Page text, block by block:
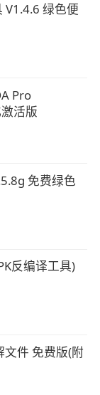
V1.4.6 绿色便
Pro
活版
免费绿色
反编译工具)
件 免费版(附